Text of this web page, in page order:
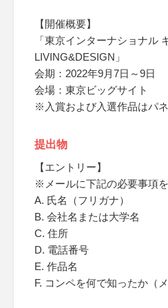
【開催概要】
「東京インターナショナル
LIVING&DESIGN」
会期：2022年9月7日～9日
会場：東京ビッグサイト
※入賞および入選作品はパ
提出物
【エントリー】
※メールに下記の必要事項
A. 氏名（フリガナ）
B. 会社名または大学名
C. 住所
D. 電話番号
E. 作品名
F. コンペを何で知ったか（